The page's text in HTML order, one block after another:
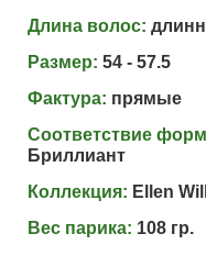
Длина волос:
Размер: 54 - 57.5
Фактура: прямые
Соответствие
Бриллиант
Коллекция: Ellen
Вес парика: 108 гр.